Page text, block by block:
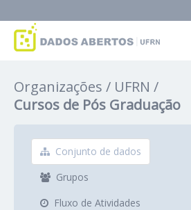
Grupos
Organizações
UFRN
Cursos de Pós Graduação
Conjunto de dados
Grupos
Fluxo de Atividades